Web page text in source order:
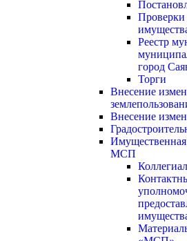
Реестр
город
Торги
Внесение
Внесение
Имущественная
МСП